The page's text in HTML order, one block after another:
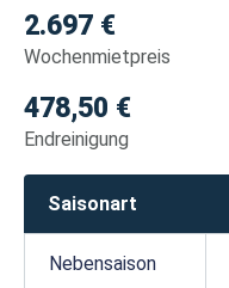
2.697 €
Wochenmietpreis
478,50 €
Endreinigung
Saisonart
Nebensaison